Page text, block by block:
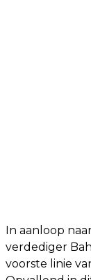
In aanloop
verdediger
voorste linie